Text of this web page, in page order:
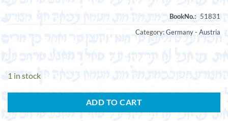
Category:Germany - Austria
1 in stock
ADD TO CART